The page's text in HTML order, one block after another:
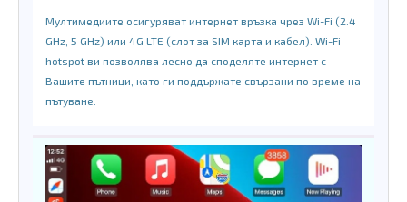
Мултимедиите осигуряват интернет връзка чрез Wi-Fi (2.4
GHz, 5 GHz) или 4G LTE (слот за SIM карта и кабел). Wi-Fi
hotspot ви позволява лесно да споделяте интернет с
Вашите пътници, като ги поддържате свързани по време на
пътуване.